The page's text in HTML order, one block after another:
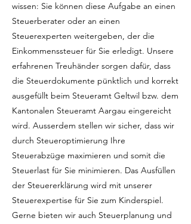
wissen: Sie können diese Aufgabe an einen
Steuerberater oder an einen
Steuerexperten weitergeben, der die
Einkommenssteuer für Sie erledigt. Unsere
erfahrenen Treuhänder sorgen dafür, dass
die Steuerdokumente pünktlich und korrekt
ausgefüllt beim Steueramt Geltwil bzw. dem
Kantonalen Steueramt Aargau eingereicht
wird. Ausserdem stellen wir sicher, dass wir
durch Steueroptimierung Ihre
Steuerabzüge maximieren und somit die
Steuerlast für Sie minimieren. Das Ausfüllen
der Steuererklärung wird mit unserer
Steuerexpertise für Sie zum Kinderspiel.
Gerne bieten wir auch Steuerplanung und